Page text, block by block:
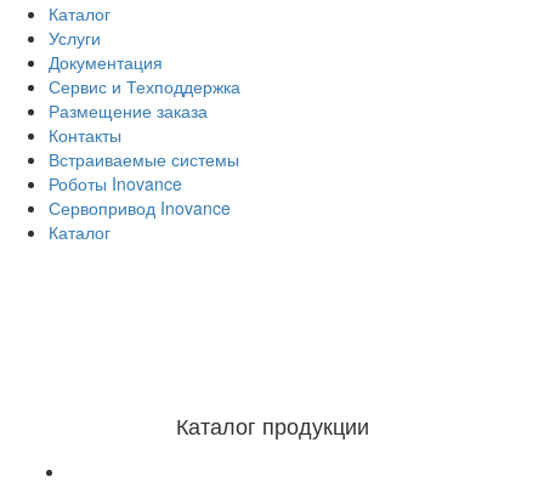
Каталог
Услуги
Документация
Сервис и Техподдержка
Размещение заказа
Контакты
Встраиваемые системы
Роботы Inovance
Сервопривод Inovance
Каталог
Каталог продукции